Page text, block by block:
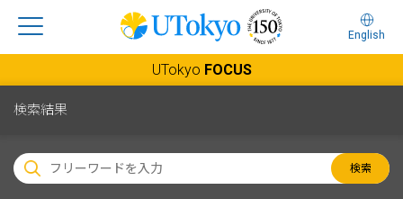
English
UTokyo FOCUS
検索結果
検索